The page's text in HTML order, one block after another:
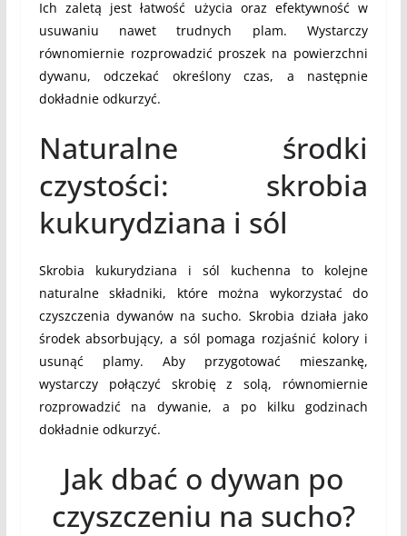
Ich zaletą jest łatwość użycia oraz efektywność w
usuwaniu nawet trudnych plam. Wystarczy
równomiernie rozprowadzić proszek na powierzchni
dywanu, odczekać określony czas, a następnie
dokładnie odkurzyć.
Naturalne środki
czystości: skrobia
kukurydziana i sól
Skrobia kukurydziana i sól kuchenna to kolejne
naturalne składniki, które można wykorzystać do
czyszczenia dywanów na sucho. Skrobia działa jako
środek absorbujący, a sól pomaga rozjaśnić kolory i
usunąć plamy. Aby przygotować mieszankę,
wystarczy połączyć skrobię z solą, równomiernie
rozprowadzić na dywanie, a po kilku godzinach
dokładnie odkurzyć.
Jak dbać o dywan po
czyszczeniu na sucho?